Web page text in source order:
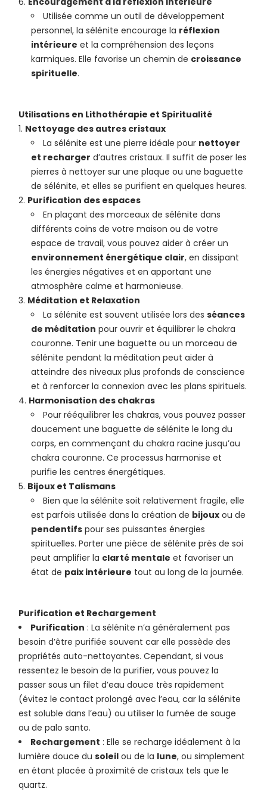
Utilisée comme un outil de développement
personnel, la sélénite encourage la réflexion
intérieure et la compréhension des leçons
karmiques. Elle favorise un chemin de croissance
spirituelle.
Utilisations en Lithothérapie et Spiritualité
Nettoyage des autres cristaux
La sélénite est une pierre idéale pour nettoyer
et recharger d’autres cristaux. Il suffit de poser les
pierres à nettoyer sur une plaque ou une baguette
de sélénite, et elles se purifient en quelques heures.
Purification des espaces
En plaçant des morceaux de sélénite dans
différents coins de votre maison ou de votre
espace de travail, vous pouvez aider à créer un
environnement énergétique clair, en dissipant
les énergies négatives et en apportant une
atmosphère calme et harmonieuse.
Méditation et Relaxation
La sélénite est souvent utilisée lors desséances
de méditation pour ouvrir et équilibrer le chakra
couronne. Tenir une baguette ou un morceau de
sélénite pendant la méditation peut aider à
atteindre des niveaux plus profonds de conscience
et à renforcer la connexion avec les plans spirituels.
Harmonisation des chakras
Pour rééquilibrer les chakras, vous pouvez passer
doucement une baguette de sélénite le long du
corps, en commençant du chakra racine jusqu’au
chakra couronne. Ce processus harmonise et
purifie les centres énergétiques.
Bijoux et Talismans
Bien que la sélénite soit relativement fragile, elle
est parfois utilisée dans la création de bijoux ou de
pendentifs pour ses puissantes énergies
spirituelles. Porter une pièce de sélénite près de soi
peut amplifier la clarté mentale et favoriser un
état de paix intérieure tout au long de la journée.
Purification et Rechargement
Purification : La sélénite n’a généralement pas
besoin d’être purifiée souvent car elle possède des
propriétés auto-nettoyantes. Cependant, si vous
ressentez le besoin de la purifier, vous pouvez la
passer sous un filet d’eau douce très rapidement
(évitez le contact prolongé avec l’eau, car la sélénite
est soluble dans l’eau) ou utiliser la fumée de sauge
ou de palo santo.
Rechargement : Elle se recharge idéalement à la
lumière douce dusoleil ou de la lune, ou simplement
en étant placée à proximité de cristaux tels que le
quartz.